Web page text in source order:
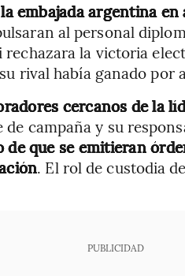
embajada argentina en
al personal
rechazara la victoria
rival había ganado por
cercanos de la
campaña y su
de que se emitieran
. El rol de custodia
PUBLICIDAD